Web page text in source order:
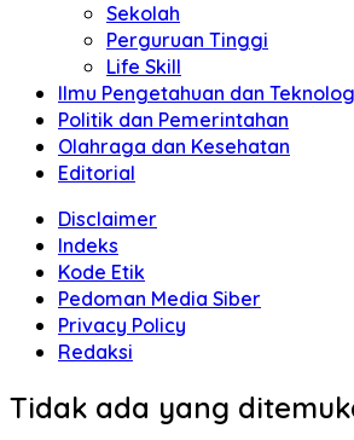
Sekolah
Perguruan Tinggi
Life Skill
Ilmu Pengetahuan dan
Politik dan Pemerintahan
Olahraga dan Kesehatan
Editorial
Disclaimer
Indeks
Kode Etik
Pedoman Media Siber
Privacy Policy
Redaksi
Tidak ada yang